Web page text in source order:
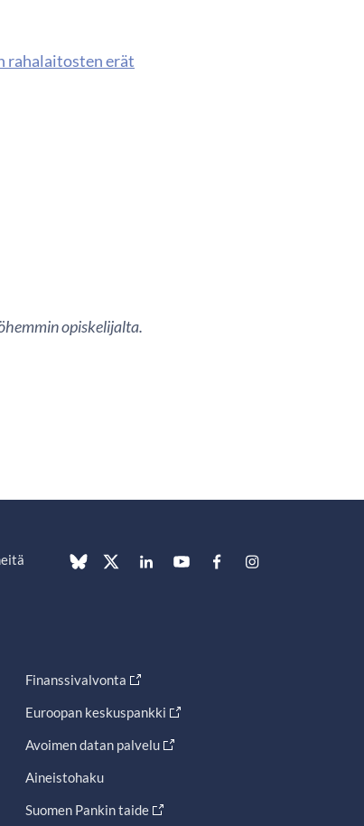
rahalaitosten erät
opiskelijalta.
Finanssivalvonta
Euroopan keskuspankki
Avoimen datan palvelu
Aineistohaku
Suomen Pankin taide